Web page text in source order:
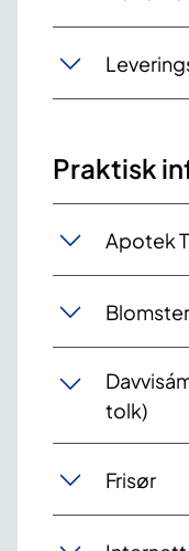
Praktisk
Apotek
Blomster
tolk)
Frisør